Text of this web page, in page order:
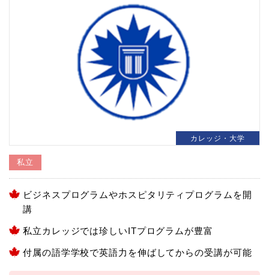
カレッジ・大学
私立
ビジネスプログラムやホスピタリティプログラムを開
講
私立カレッジでは珍しいITプログラムが豊富
付属の語学学校で英語力を伸ばしてからの受講が可能